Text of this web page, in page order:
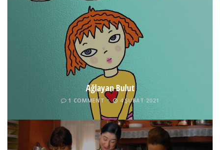
Ağlayan Bulut
1 COMMENT 4 ŞUBAT 2021